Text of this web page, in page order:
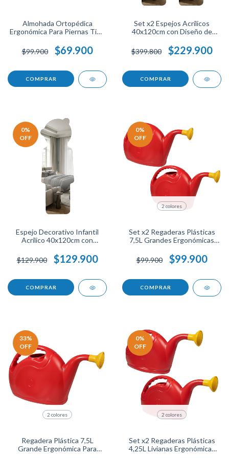
Almohada Ortopédica
Ergonómica Para Piernas Tipo
Espuma Memory Foam Funda
Lavable Ideal Para Dormir
$99.900 $69.900
Set x2 Espejos Acrílicos
40x120cm con Diseño de
para Niños, Livianos, Fácil
Instalación.
$399.800 $229.900
0%
OFF
Espejo Decorativo Infantil
Acrílico 40x120cm con
Cuarto de Niños, Ligero,
Seguro y Fácil de Instalar,
$129.900 $129.900
0%
OFF
2 colores
Set x2 Regaderas Plásticas
7,5L Grandes Ergonómicas
Cómoda, Livianas, Boquilla
Precisa, Ideal Para Riego De
$99.900 $99.900
COMPRAR
33%
OFF
2 colores
Regadera Plástica 7,5L
Grande Ergonómica Para
0%
OFF
2 colores
Set x2 Regaderas Plásticas
4,25L Livianas Ergonómicas